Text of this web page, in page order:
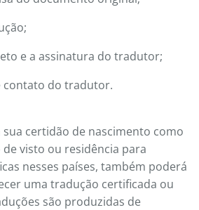
e a assinatura do tradutor;
contato do tradutor.
sua certidão de nascimento como
visto ou residência para
nesses países, também poderá
uma tradução certificada ou
são produzidas de